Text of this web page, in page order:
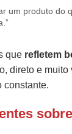
um produto do
que refletem
direto e
constante.